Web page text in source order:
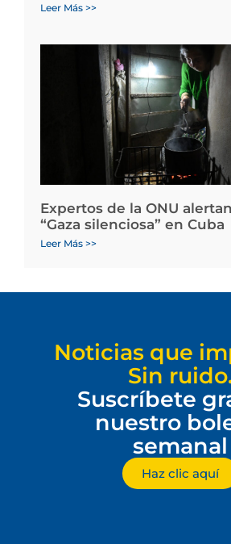
Leer Más >>
Expertos de la ONU
“Gaza silenciosa” en Cuba
Leer Más >>
Noticias que
Sin
Suscríbete
nuestro
semanal
Haz clic aquí